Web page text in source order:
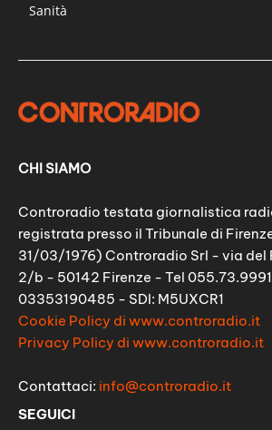
Sanità
CHI SIAMO
Controradio testata giornalistica
registrata presso il Tribunale di
31/03/1976) Controradio Srl - via del
2/b - 50142 Firenze - Tel
03353190485 - SDI: M5UXCR1
Cookie Policy di www.controradio.it
Privacy Policy di www.controradio.it
Contattaci: info@controradio.it
SEGUICI